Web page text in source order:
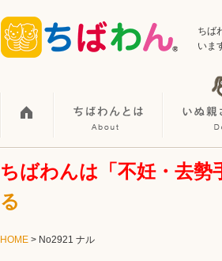
ちば
いま
ちばわんは「不妊・去
る
HOME > No2921 ナル